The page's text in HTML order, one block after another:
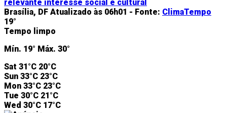
relevante interesse social e cultural
Brasília, DF Atualizado às 06h01 - Fonte: ClimaTempo
19°
Tempo limpo
Mín. 19° Máx. 30°
Sat 31°C 20°C
Sun 33°C 23°C
Mon 33°C 23°C
Tue 30°C 21°C
Wed 30°C 17°C